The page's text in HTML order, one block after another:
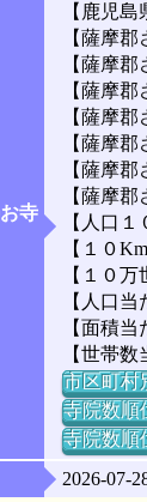
寺
【鹿児
【薩摩
【薩摩
【薩摩
【薩摩
【薩摩
【薩摩
【薩摩
【人口
【１０
【１０
【人口
【面積
【世帯
市区町村
寺院数順
寺院数順
2026-07-